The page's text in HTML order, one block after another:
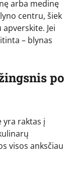
arba medinę
centru, šiek
Jei
– blynas
po
raktas į
visos anksčiau